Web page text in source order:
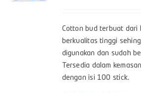
Cotton bud terbuat dari
berkualitas tinggi
digunakan dan sudah
Tersedia dalam
dengan isi 100 stick.